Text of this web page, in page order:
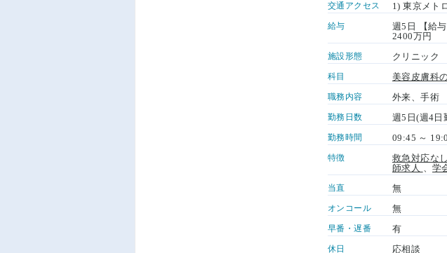
交通アクセス 1) 東京メト
給与
週5日 【給
2400万円
施設形態 クリニック
科目 美容皮膚科
職務内容 外来、手術
勤務日数 週5日(週4日
勤務時間 09:45 ～
特徴 救急対応な
師求人 、学
当直 無
オンコール 無
早番・遅番 有
休日 応相談